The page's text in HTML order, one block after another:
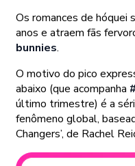
Os romances de hóquei
anos e atraem fãs
bunnies.
O motivo do pico
abaixo (que acompanha
último trimestre) é a
fenômeno global,
Changers’, de Rachel